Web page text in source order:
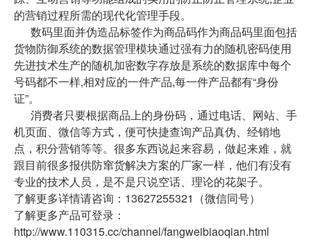
的营销过程所需的现代化管理手段。
数码里面并伪造品标签作为商品码作为商品码里面包括
货物防御系统的数据管理模块通过强有力的随机密码使用
先进技术生产的随机加密数字存放是系统的数据库中每个
号码都不一样,相对应的一件产品,每一件产品都有“身份
证”。
消费者只要根据商品上的身份码，通过电话、网站、手
机页面、微信等方式，便可快捷查询产品真伪、经销地
点，积分营销等等。很多东西说起来容易，做起来难，就
跟目前很多报供防窜货解决方案的厂家一样，他们有没有
专业的技术人员，是不是只说空话、理论的花架子。
了解更多详情请咨询：13627255321（微信同号）
了解更多产品可登录：
http://www.110315.cc/channel/fangweibiaoqian.html